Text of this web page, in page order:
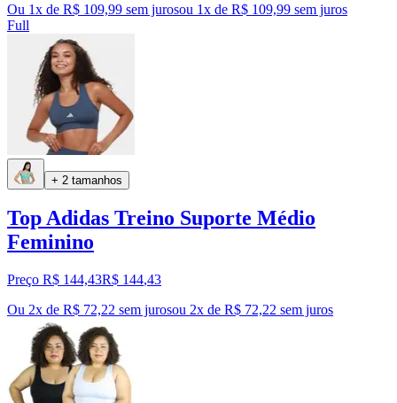
Ou 1x de R$ 109,99 sem jurosou 1x de R$ 109,99 sem juros
Full
+ 2 tamanhos
Top Adidas Treino Suporte Médio
Feminino
Preço R$ 144,43R$ 144,43
Ou 2x de R$ 72,22 sem jurosou 2x de R$ 72,22 sem juros